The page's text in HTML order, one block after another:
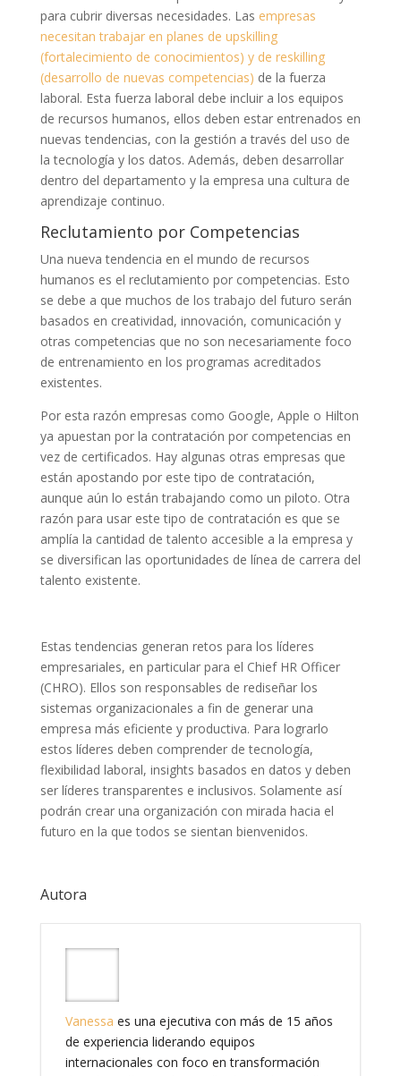
para cubrir diversas necesidades. Las empresas
necesitan trabajar en planes de upskilling
(fortalecimiento de conocimientos) y de reskilling
(desarrollo de nuevas competencias) de la fuerza
laboral. Esta fuerza laboral debe incluir a los equipos
de recursos humanos, ellos deben estar entrenados en
nuevas tendencias, con la gestión a través del uso de
la tecnología y los datos. Además, deben desarrollar
dentro del departamento y la empresa una cultura de
aprendizaje continuo.
Reclutamiento por Competencias
Una nueva tendencia en el mundo de recursos
humanos es el reclutamiento por competencias. Esto
se debe a que muchos de los trabajo del futuro serán
basados en creatividad, innovación, comunicación y
otras competencias que no son necesariamente foco
de entrenamiento en los programas acreditados
existentes.
Por esta razón empresas como Google, Apple o Hilton
ya apuestan por la contratación por competencias en
vez de certificados. Hay algunas otras empresas que
están apostando por este tipo de contratación,
aunque aún lo están trabajando como un piloto. Otra
razón para usar este tipo de contratación es que se
amplía la cantidad de talento accesible a la empresa y
se diversifican las oportunidades de línea de carrera del
talento existente.
Estas tendencias generan retos para los líderes
empresariales, en particular para el Chief HR Officer
(CHRO). Ellos son responsables de rediseñar los
sistemas organizacionales a fin de generar una
empresa más eficiente y productiva. Para lograrlo
estos líderes deben comprender de tecnología,
flexibilidad laboral, insights basados en datos y deben
ser líderes transparentes e inclusivos. Solamente así
podrán crear una organización con mirada hacia el
futuro en la que todos se sientan bienvenidos.
Autora
Vanessa es una ejecutiva con más de 15 años
de experiencia liderando equipos
internacionales con foco en transformación